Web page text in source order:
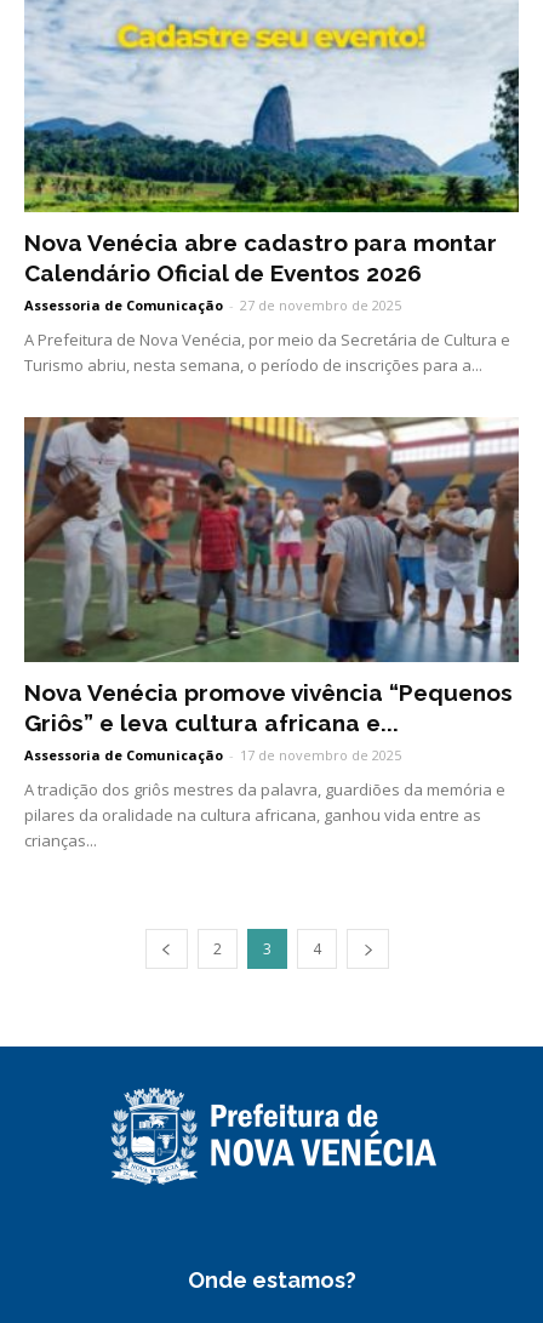
Nova Venécia abre cadastro para montar
Calendário Oficial de Eventos 2026
Assessoria de Comunicação - 27 de novembro de 2025
A Prefeitura de Nova Venécia, por meio da Secretária de Cultura e
Turismo abriu, nesta semana, o período de inscrições para a...
Nova Venécia promove vivência “Pequenos
Griôs” e leva cultura africana e...
Assessoria de Comunicação - 17 de novembro de 2025
A tradição dos griôs mestres da palavra, guardiões da memória e
pilares da oralidade na cultura africana, ganhou vida entre as
crianças...
2 3 4
Onde estamos?